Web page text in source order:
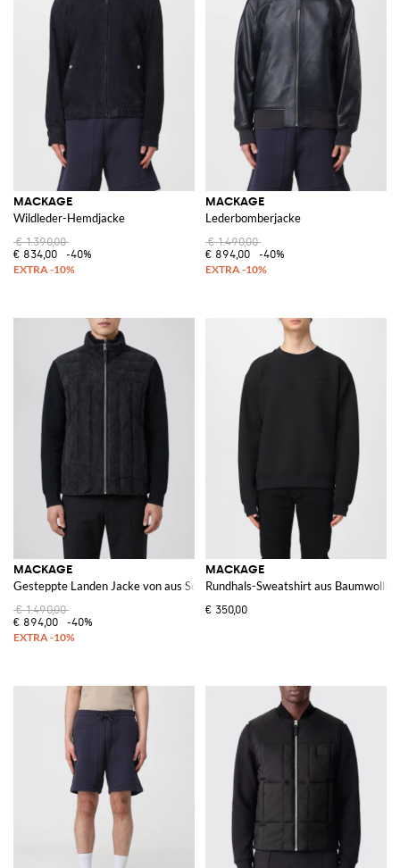
MACKAGE
Wildleder-Hemdjacke
€ 1.390,00
€ 834,00
-40%
MACKAGE
Lederbomberjacke
€ 1.490,00
€ 894,00
-40%
MACKAGE
Gesteppte Landen Jacke von aus Schurwolle mit Lederdetails
€ 1.490,00
€ 894,00
-40%
MACKAGE
Rundhals-Sweatshirt aus
€ 350,00